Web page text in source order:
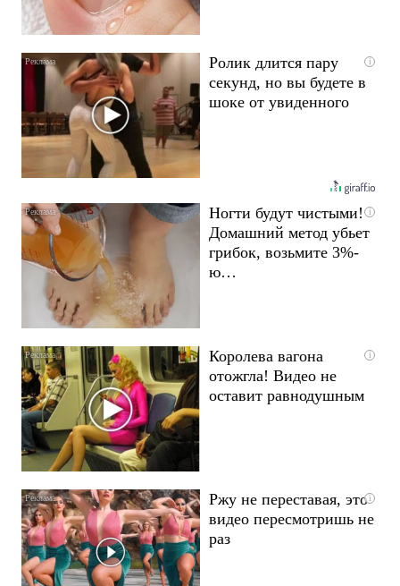
i
Ролик длится пару
секунд, но вы будете в
шоке от увиденного
i
Ногти будут чистыми!
Домашний метод убьет
грибок, возьмите 3%-
ю…
i
Королева вагона
отожгла! Видео не
оставит равнодушным
i
Ржу не переставая, это
видео пересмотришь не
раз